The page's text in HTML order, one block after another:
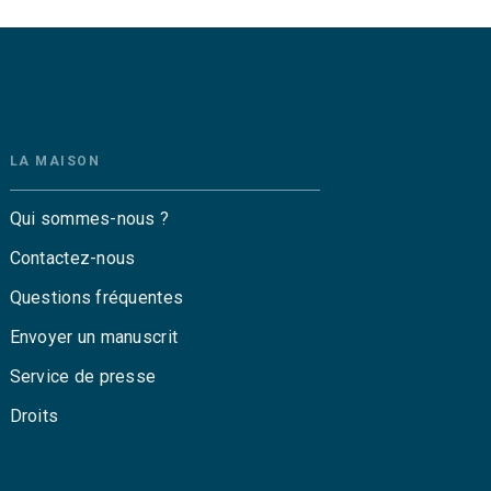
LA MAISON
Qui sommes-nous ?
Contactez-nous
Questions fréquentes
Envoyer un manuscrit
Service de presse
Droits